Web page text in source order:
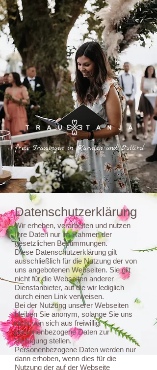
freie Trauungen in Kärnten und Osttirol
Datenschutzerklärung
Wir erheben, verarbeiten und nutzen
Ihre Daten nur im Rahmen der
gesetzlichen Bestimmungen.
Diese Datenschutzerklärung gilt
ausschließlich für die Nutzung der von
uns angebotenen Webseiten. Sie gilt
nicht für die Webseiten anderer
Dienstanbieter, auf die wir lediglich
durch einen Link verweisen.
Bei der Nutzung unserer Webseiten
bleiben Sie anonym, solange Sie uns
nicht von sich aus freiwillig
personenbezogene Daten zur
Verfügung stellen.
Personenbezogene Daten werden nur
dann erhoben, wenn dies für die
Nutzung der auf der Webseite